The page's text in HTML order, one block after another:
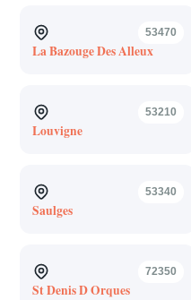
53470
La Bazouge Des Alleux
53210
Louvigne
53340
Saulges
72350
St Denis D Orques